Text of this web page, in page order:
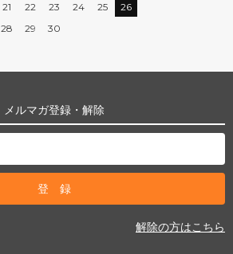
21 22 23 24 25
26
28 29 30
メルマガ登録・解除
解除の方はこちら